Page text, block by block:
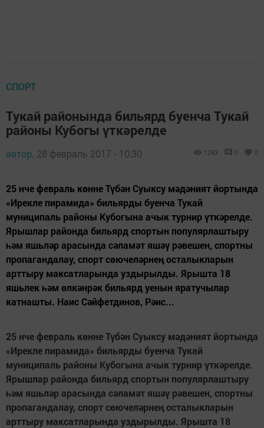
СПОРТ
Тукай районында бильярд буенча Тукай
районы Кубогы үткәрелде
автор, 28 февраль 2017 - 10:30 1283 0 0
25 нче февраль көнне Түбән Суыксу мәдәният йортында
«Ирекле пирамида» бильярды буенча Тукай
муниципаль районы Кубогына ачык турнир үткәрелде.
Ярышлар районда бильярд спортын популярлаштыру
һәм яшьләр арасында сәламәт яшәү рәвешен, спортны
пропагандалау, спорт сөючеләрнең осталыкларын
арттыру максатларында уздырылды. Ярышта 18
яшьлек һәм өлкәнрәк бильярд уенын яратучылар
катнашты. Наис Сәйфетдинов, Рәис...
25 нче февраль көнне Түбән Суыксу мәдәният йортында
«Ирекле пирамида» бильярды буенча Тукай
муниципаль районы Кубогына ачык турнир үткәрелде.
Ярышлар районда бильярд спортын популярлаштыру
һәм яшьләр арасында сәламәт яшәү рәвешен, спортны
пропагандалау, спорт сөючеләрнең осталыкларын
арттыру максатларында уздырылды. Ярышта 18